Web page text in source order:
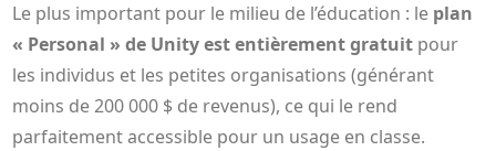
Le plus important pour le milieu de l’éducation : le plan
« Personal » de Unity est entièrement gratuit pour
les individus et les petites organisations (générant
moins de 200 000 $ de revenus), ce qui le rend
parfaitement accessible pour un usage en classe.